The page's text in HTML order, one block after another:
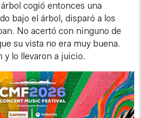
cogió entonces una
bajo el árbol, disparó a los
No acertó con ninguno de
su vista no era muy buena.
y lo llevaron a juicio.